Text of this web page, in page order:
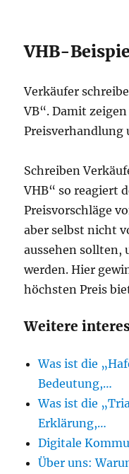
VHB-
Verkäufer
VB“. Damit
Preisverhandlung
Schreiben
VHB“ so reagiert
Preisvorschläge
aber selbst nicht
aussehen sollten,
werden. Hier
höchsten Preis
Weitere
Was ist die
Bedeutung,…
Was ist die
Erklärung,…
Digitale
Über uns: